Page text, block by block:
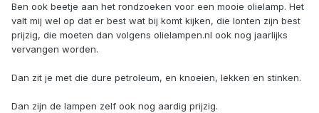
Ben ook beetje aan het rondzoeken voor een mooie olielamp. Het
valt mij wel op dat er best wat bij komt kijken, die lonten zijn best
prijzig, die moeten dan volgens olielampen.nl ook nog jaarlijks
vervangen worden.
Dan zit je met die dure petroleum, en knoeien, lekken en stinken.
Dan zijn de lampen zelf ook nog aardig prijzig.